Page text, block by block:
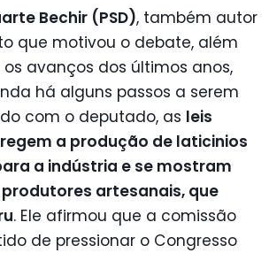
Bechir (PSD), também autor
que motivou o debate, além
avanços dos últimos anos,
há alguns passos a serem
com o deputado, as leis
a produção de laticinios
a indústria e se mostram
artesanais, que
. Ele afirmou que a comissão
de pressionar o Congresso